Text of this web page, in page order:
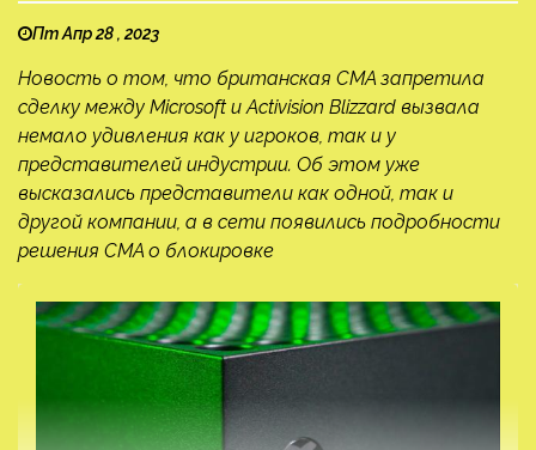
Пт Апр 28 , 2023
Новость о том, что британская CMA запретила
сделку между Microsoft и Activision Blizzard вызвала
немало удивления как у игроков, так и у
представителей индустрии. Об этом уже
высказались представители как одной, так и
другой компании, а в сети появились подробности
решения CMA о блокировке